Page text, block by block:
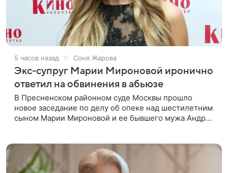
5 часов назад Соня Жарова
Экс-супруг Марии Мироновой иронично
ответил на обвинения в абьюзе
В Пресненском районном суде Москвы прошло
новое заседание по делу об опеке над шестилетним
сыном Марии Мироновой и ее бывшего мужа Андрея